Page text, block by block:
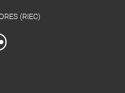
(RIEC)